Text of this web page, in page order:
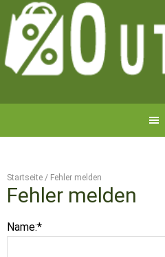
Startseite / Fehler melden
Fehler melden
Name:*